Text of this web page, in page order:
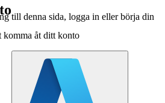
till denna sida, logga in eller börja din
komma åt ditt konto